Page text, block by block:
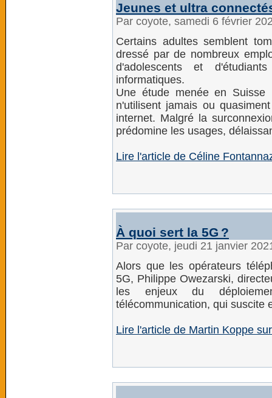
Jeunes et ultra
Par coyote, samedi 6 février
Certains adultes semblent
dressé par de nombreux
d'adolescents et
informatiques.
Une étude menée en
n'utilisent jamais ou
internet. Malgré la
prédomine les usages,
Lire l'article de Céline
À quoi sert la 5G ?
Par coyote, jeudi 21 janvier
Alors que les opérateurs
5G, Philippe Owezarski,
les enjeux du
télécommunication, qui suscite
Lire l'article de Martin Koppe